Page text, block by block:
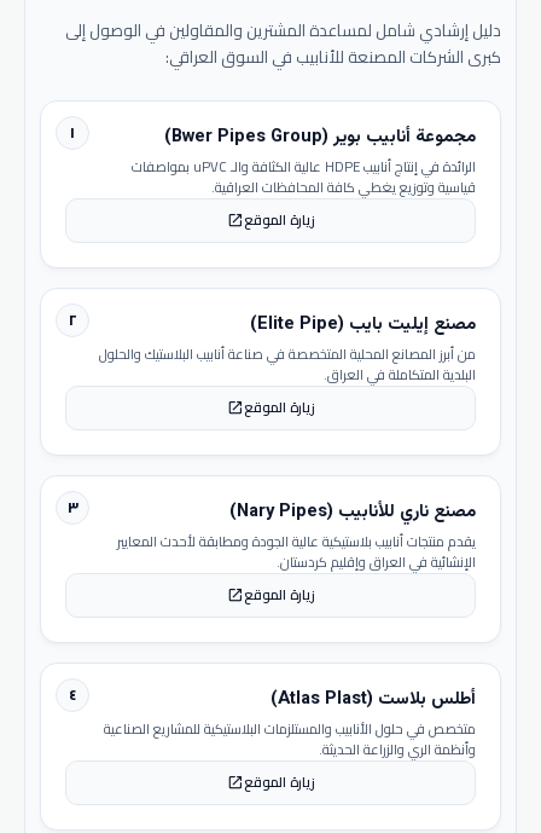
دليل إرشادي شامل لمساعدة المشترين والمقاولين في الوصول إلى
كبرى الشركات المصنعة للأنابيب في السوق العراقي:
١ مجموعة أنابيب بوير (Bwer Pipes Group)
الرائدة في إنتاج أنابيب HDPE عالية الكثافة والـ uPVC بمواصفات
قياسية وتوزيع يغطي كافة المحافظات العراقية.
زيارة الموقعopen_in_new
٢ مصنع إيليت بايب (Elite Pipe)
من أبرز المصانع المحلية المتخصصة في صناعة أنابيب البلاستيك والحلول
البلدية المتكاملة في العراق.
زيارة الموقعopen_in_new
٣ مصنع ناري للأنابيب (Nary Pipes)
يقدم منتجات أنابيب بلاستيكية عالية الجودة ومطابقة لأحدث المعايير
الإنشائية في العراق وإقليم كردستان.
زيارة الموقعopen_in_new
٤ أطلس بلاست (Atlas Plast)
متخصص في حلول الأنابيب والمستلزمات البلاستيكية للمشاريع الصناعية
وأنظمة الري والزراعة الحديثة.
زيارة الموقعopen_in_new